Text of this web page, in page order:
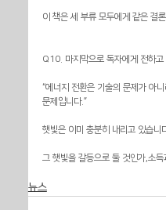
이 책은 세 부류 모두에게 같은 결
Q10. 마지막으로 독자에게 전하고
“에너지 전환은 기술의 문제가 아
문제입니다.”
햇빛은 이미 충분히 내리고 있습니
그 햇빛을 갈등으로 둘 것인가,소득
뉴스